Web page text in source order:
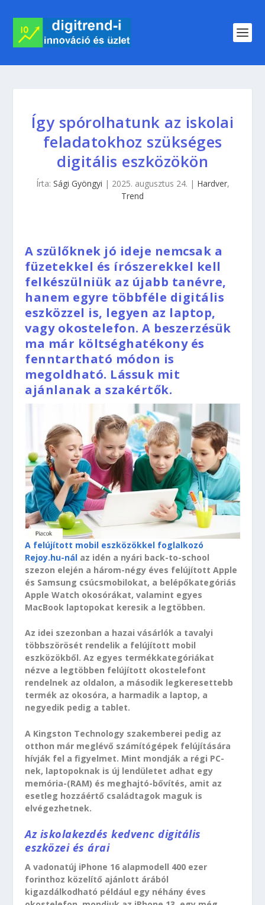
Így spórolhatunk az iskolai
feladatokhoz szükséges
digitális eszközökön
Írta: Sági Gyöngyi | 2025. augusztus 24. | Hardver,
Trend
A szülőknek jó ideje nemcsak a
füzetekkel és írószerekkel kell
felkészülniük az újabb tanévre,
hanem egyre többféle digitális
eszközzel is, legyen az laptop,
vagy okostelefon. A beszerzésük
ma már költséghatékony és
fenntartható módon is
megoldható. Lássuk mit
ajánlanak a szakértők.
A felújított mobil eszközökkel foglalkozó
Rejoy.hu-nál az idén a nyári back-to-school
szezon elején a három-négy éves felújított Apple
és Samsung csúcsmobilokat, a belépőkategóriás
Apple Watch okosórákat, valamint egyes
MacBook laptopokat keresik a legtöbben.
Az idei szezonban a hazai vásárlók a tavalyi
többszörösét rendelik a felújított mobil
eszközökből. Az egyes termékkategóriákat
nézve a legtöbben felújított okostelefont
rendelnek az oldalon, a második legkeresettebb
termék az okosóra, a harmadik a laptop, a
negyedik pedig a tablet.
A Kingston Technology szakemberei pedig az
otthon már meglévő számítógépek felújítására
hívják fel a figyelmet. Mint mondják a régi PC-
nek, laptopoknak is új lendületet adhat egy
memória-(RAM) és meghajtó-bővítés, amit az
esetleg hozzáértő családtagok maguk is
elvégezhetnek.
Az iskolakezdés kedvenc digitális
eszközei és árai
A vadonatúj iPhone 16 alapmodell 400 ezer
forinthoz közelítő ajánlott árából
kigazdálkodható például egy néhány éves